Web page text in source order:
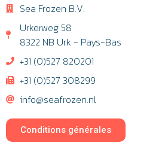
Sea Frozen B.V.
Urkerweg 58
8322 NB Urk - Pays-Bas
+31 (0)527 820201
+31 (0)527 308299
info@seafrozen.nl
Conditions générales